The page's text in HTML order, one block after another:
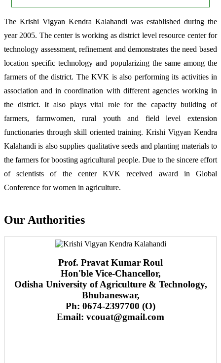
The Krishi Vigyan Kendra Kalahandi was established during the
year 2005. The center is working as district level resource center for
technology assessment, refinement and demonstrates the need based
location specific technology and popularizing the same among the
farmers of the district. The KVK is also performing its activities in
association and in coordination with different agencies working in
the district. It also plays vital role for the capacity building of
farmers, farmwomen, rural youth and field level extension
functionaries through skill oriented training. Krishi Vigyan Kendra
Kalahandi is also supplies qualitative seeds and planting materials to
the farmers for boosting agricultural people. Due to the sincere effort
of scientists of the center KVK received award in Global
Conference for women in agriculture.
Our Authorities
Prof. Pravat Kumar Roul
Hon'ble Vice-Chancellor,
Odisha University of Agriculture & Technology,
Bhubaneswar,
Ph: 0674-2397700 (O)
Email: vcouat@gmail.com